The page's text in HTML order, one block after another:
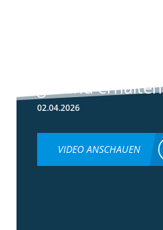
gesund erhalten
02.04.2026
VIDEO ANSCHAUEN